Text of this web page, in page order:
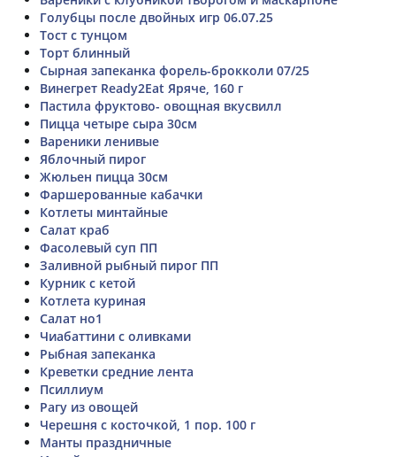
Голубцы после двойных игр 06.07.25
Тост с тунцом
Торт блинный
Сырная запеканка форель-брокколи 07/25
Винегрет Ready2Eat Яряче, 160 г
Пастила фруктово- овощная вкусвилл
Пицца четыре сыра 30см
Вареники ленивые
Яблочный пирог
Жюльен пицца 30см
Фаршерованные кабачки
Котлеты минтайные
Салат краб
Фасолевый суп ПП
Заливной рыбный пирог ПП
Курник с кетой
Котлета куриная
Салат но1
Чиабаттини с оливками
Рыбная запеканка
Креветки средние лента
Псиллиум
Рагу из овощей
Черешня с косточкой, 1 пор. 100 г
Манты праздничные